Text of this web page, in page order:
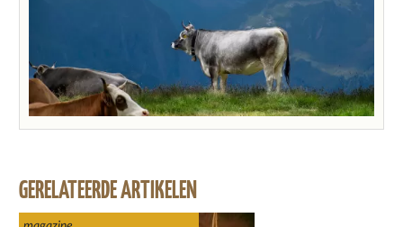
GERELATEERDE ARTIKELEN